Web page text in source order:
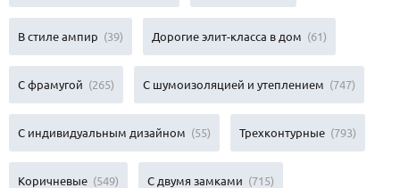
В стиле ампир (39) Дорогие элит-класса в дом (61)
С фрамугой (265) С шумоизоляцией и утеплением (747)
С индивидуальным дизайном (55) Трехконтурные (793)
Коричневые (549) С двумя замками (715)